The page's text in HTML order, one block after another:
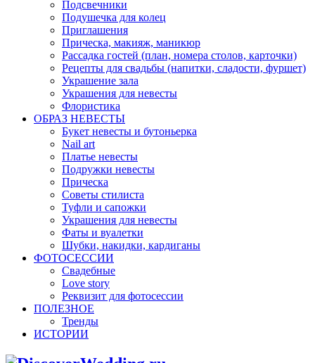
Подсвечники
Подушечка для колец
Приглашения
Прическа, макияж, маникюр
Рассадка гостей (план, номера столов, карточки)
Рецепты для свадьбы (напитки, сладости, фуршет)
Украшение зала
Украшения для невесты
Флористика
ОБРАЗ НЕВЕСТЫ
Букет невесты и бутоньерка
Nail art
Платье невесты
Подружки невесты
Прическа
Советы стилиста
Туфли и сапожки
Украшения для невесты
Фаты и вуалетки
Шубки, накидки, кардиганы
ФОТОСЕССИИ
Свадебные
Love story
Реквизит для фотосессии
ПОЛЕЗНОЕ
Тренды
ИСТОРИИ